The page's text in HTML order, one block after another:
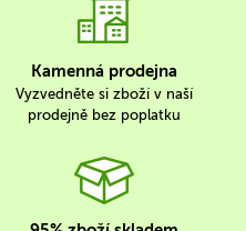
Kamenná prodejna
Vyzvedněte si zboží v naší
prodejně bez poplatku